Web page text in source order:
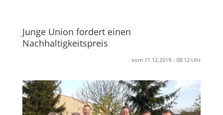
Junge Union fordert einen
Nachhaltigkeitspreis
vom 11.12.2019 - 08:12 Uhr